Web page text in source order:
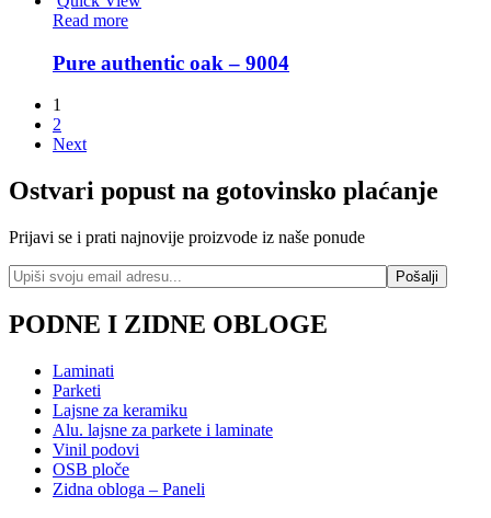
Read more
Pure authentic oak – 9004
1
2
Next
Ostvari popust na gotovinsko plaćanje
Prijavi se i prati najnovije proizvode iz naše ponude
PODNE I ZIDNE OBLOGE
Laminati
Parketi
Lajsne za keramiku
Alu. lajsne za parkete i laminate
Vinil podovi
OSB ploče
Zidna obloga – Paneli